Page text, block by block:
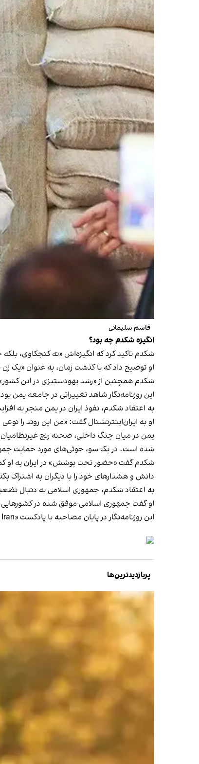
قاسم سلیمانی
انگیزه شکدم چه بود؟
شکدم تاکید کرد که انگیزه‌اش «نه کنجکاوی،
او توضیح داد که با گذشت زمان، به عنوان
شکدم همچنین از «رشد یهودستیزی در این کشور»
این روزنامه‌نگار شاهد تغییراتی در جامعه یمن
به اعتقاد شکدم، نفوذ ایران در یمن منجر به
او به ایران‌اینترنشنال گفت: «من این روند را
یمن در میان جنگ داخلی، صحنه رنج غیرنظامیان
شده‌ است. در یک سو، حوثی‌های مورد حمایت
شکدم گفت «حضور تحت پوشش» در ایران به او
دانش و هشدارهای خود را با دیگران به اشتراک
به اعتقاد شکدم، جمهوری اسلامی به دنبال
او گفت جمهوری اسلامی موفق شده در کشورهایی
این روزنامه‌نگار در پایان مصاحبه با پادکست «Eye for Iran» تاکید کرد: «دنیا باید بیدار شود. وقتی آن‌ها [جمهوری اسلامی] می‌گویند مرگ بر آمریکا، منظورشان مرگ بر دموکراسی است.»
پربازدیدترین‌ها